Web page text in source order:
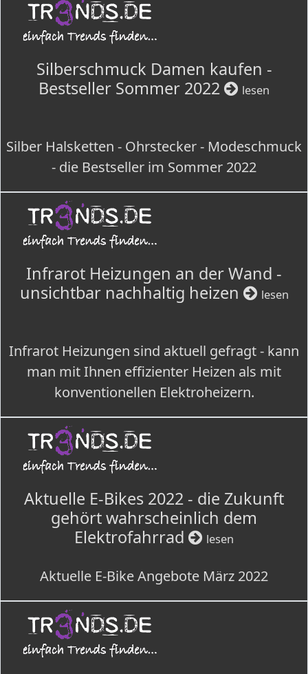
Silberschmuck Damen kaufen -
Bestseller Sommer 2022
lesen
Silber Halsketten - Ohrstecker - Modeschmuck
- die Bestseller im Sommer 2022
Infrarot Heizungen an der Wand -
unsichtbar nachhaltig heizen
lesen
Infrarot Heizungen sind aktuell gefragt - kann
man mit Ihnen effizienter Heizen als mit
konventionellen Elektroheizern.
Aktuelle E-Bikes 2022 - die Zukunft
gehört wahrscheinlich dem
Elektrofahrrad
lesen
Aktuelle E-Bike Angebote März 2022